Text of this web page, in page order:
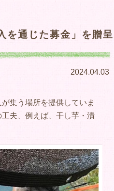
を通じた募金」を贈呈
2024.04.03
集う場所を提供していま
夫、例えば、干し芋・漬